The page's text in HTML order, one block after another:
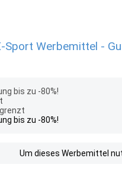
Sport Werbemittel -
bis zu -80%!
bis zu -80%!
Um dieses Werbemittel